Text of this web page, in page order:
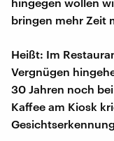
bringen mehr Zeit
Heißt: Im
Vergnügen
30 Jahren noch
Kaffee am Kiosk